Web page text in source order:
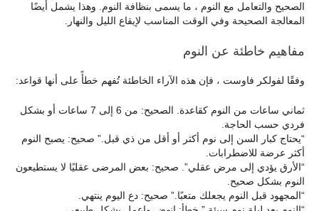
الصحيح والتعامل مع النوم ، ما يسمى بنظافة النوم. وهذا يشمل أيضًا
المعالجة الصحيحة وفي الوقت المناسب لإيقاع الليل والنهار.
مفاهيم خاطئة عن النوم
وفقًا لفولكر فاوست ، فإن هذه الآراء الخاطئة تُفهم خطأً على أنها قواعد:
ثماني ساعات من النوم كقاعدة. الصحيح: من 6 إلى 7 ساعات أو بشكل
فردي حسب الحاجة.
“يحتاج كبار السن إلى نوم أكثر أو أقل من ذي قبل.” صحيح: يصبح النوم
أكثر عرضة للاضطرابات.
“الأرق يؤدي إلى مرض عقلي”. صحيح: بعض المرضى عقليًا لا يستطيعون
النوم بشكل صحيح.
“المجهود قبل النوم يجعلك متعبًا.” صحيح: دع اليوم ينتهي.